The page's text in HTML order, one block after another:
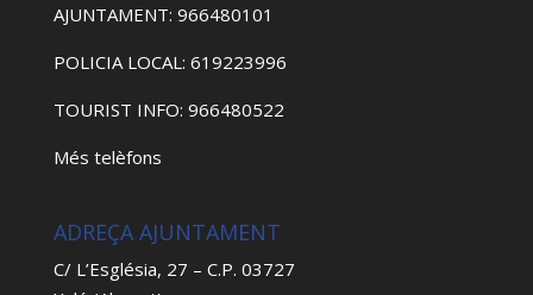
AJUNTAMENT: 966480101
POLICIA LOCAL: 619223996
TOURIST INFO: 966480522
Més telèfons
ADREÇA AJUNTAMENT
C/ L’Església, 27 – C.P. 03727